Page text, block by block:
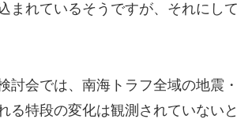
まれているそうですが、それにし
討会では、南海トラフ全域の地震
特段の変化は観測されていない